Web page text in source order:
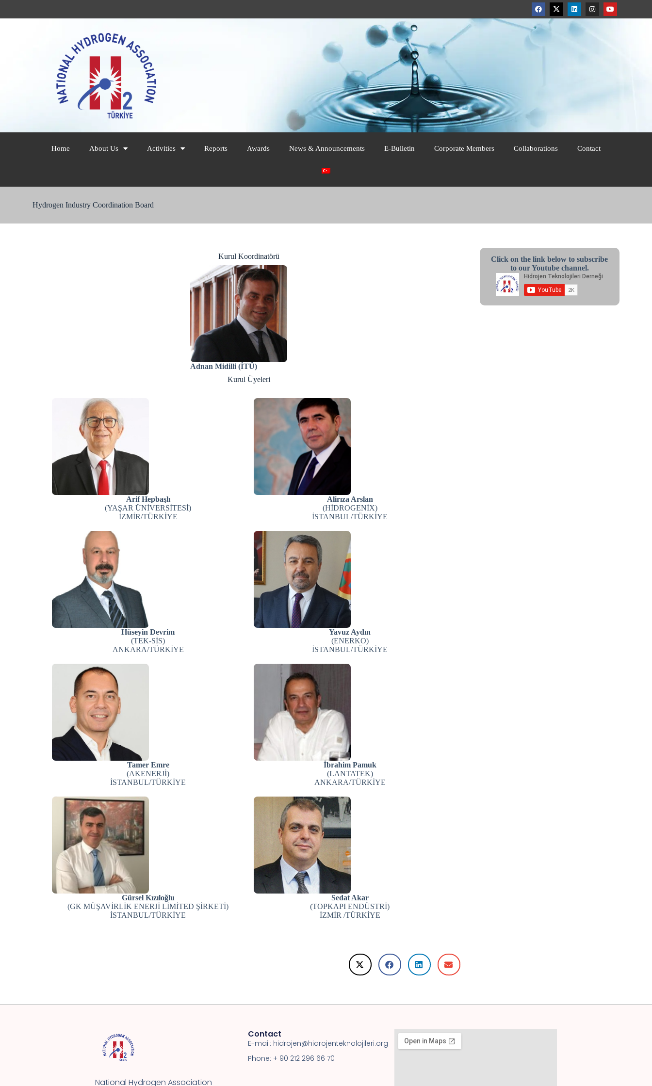
Home About Us Activities Reports Awards News & Announcements E-Bulletin Corporate Members Collaborations Contact
Hydrogen Industry Coordination Board
Kurul Koordinatörü
Adnan Midilli (İTÜ)
Kurul Üyeleri
Arif Hepbaşlı
(YAŞAR ÜNİVERSİTESİ)
İZMİR/TÜRKİYE
Alirıza Arslan
(HİDROGENİX)
İSTANBUL/TÜRKİYE
Hüseyin Devrim
(TEK-SİS)
ANKARA/TÜRKİYE
Yavuz Aydın
(ENERKO)
İSTANBUL/TÜRKİYE
Tamer Emre
(AKENERJİ)
İSTANBUL/TÜRKİYE
İbrahim Pamuk
(LANTATEK)
ANKARA/TÜRKİYE
Gürsel Kızıloğlu
(GK MÜŞAVİRLİK ENERJİ LİMİTED ŞİRKETİ)
İSTANBUL/TÜRKİYE
Sedat Akar
(TOPKAPI ENDÜSTRİ)
İZMİR /TÜRKİYE
Click on the link below to subscribe
to our Youtube channel.
National Hydrogen Association
Contact
E-mail: hidrojen@hidrojenteknolojileri.org
Phone: + 90 212 296 66 70